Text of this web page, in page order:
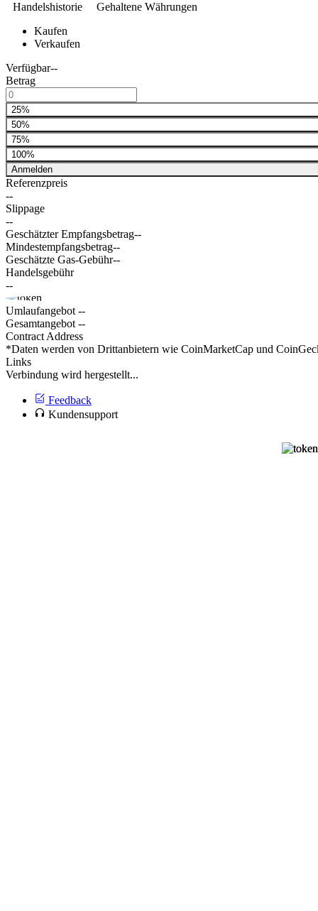
Handelshistorie
Gehaltene Währungen
Kaufen
Verkaufen
Verfügbar--
Betrag
25%
50%
75%
100%
Anmelden
Referenzpreis
--
Slippage
--
Geschätzter Empfangsbetrag--
Mindestempfangsbetrag--
Geschätzte Gas-Gebühr--
Handelsgebühr
--
Umlaufangebot --
Gesamtangebot --
Contract Address
*Daten werden von Drittanbietern wie CoinMarketCap und
Links
Verbindung wird hergestellt...
Feedback
Kundensupport